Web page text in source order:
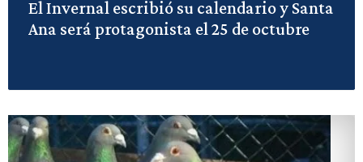
El Invernal escribió su calendario y Santa
Ana será protagonista el 25 de octubre